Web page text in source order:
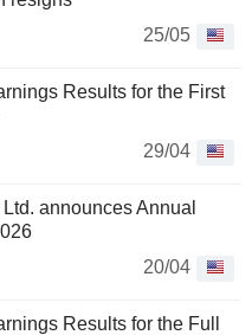
25/05
Results for the First
29/04
announces Annual
20/04
Results for the Full